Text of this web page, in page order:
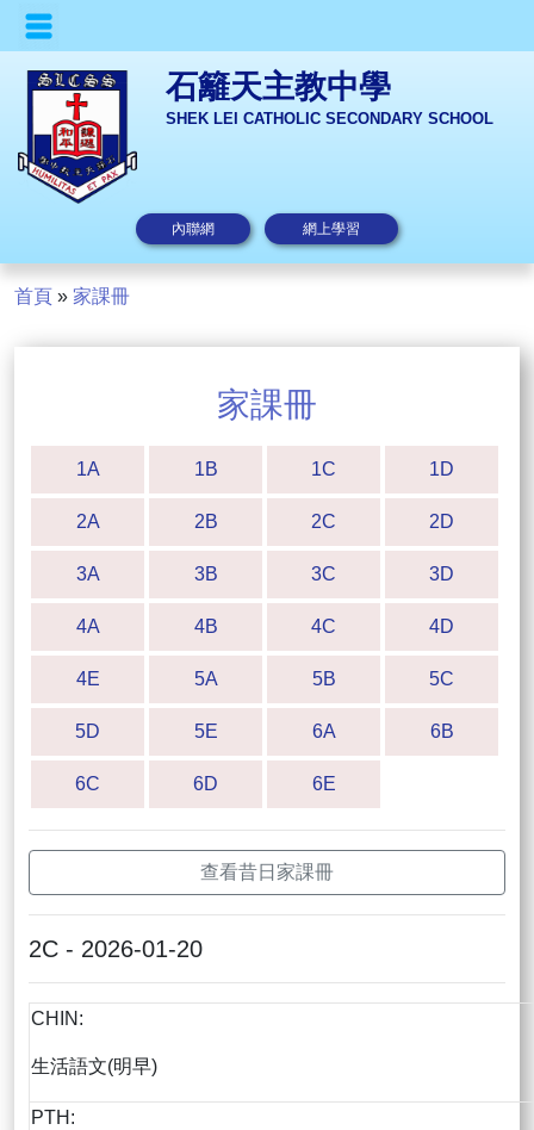
石籬天主教中學
SHEK LEI CATHOLIC SECONDARY SCHOOL
內聯網 網上學習
首頁 » 家課冊
家課冊
1A 1B 1C 1D
2A 2B 2C 2D
3A 3B 3C 3D
4A 4B 4C 4D
4E 5A 5B 5C
5D 5E 6A 6B
6C 6D 6E
查看昔日家課冊
2C - 2026-01-20
CHIN:
生活語文(明早)
PTH: